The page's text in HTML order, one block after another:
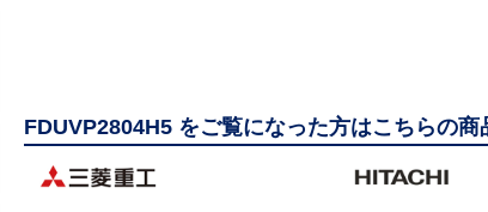
FDUVP2804H5 をご覧になった方はこちらの